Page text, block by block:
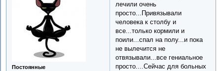
Постоянные
лечили очень
просто...Привязывали
человека к столбу и
все...только кормили и
поили...спал на полу...и пока
не вылечится не
отвязывали...все гениальное
просто....Сейчас для больных